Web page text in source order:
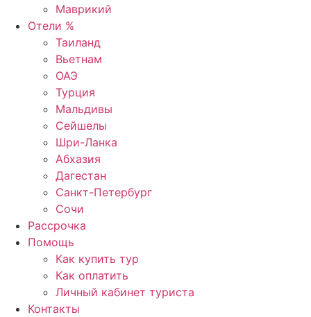
Маврикий
Отели %
Таиланд
Вьетнам
ОАЭ
Турция
Мальдивы
Сейшелы
Шри-Ланка
Абхазия
Дагестан
Санкт-Петербург
Сочи
Рассрочка
Помощь
Как купить тур
Как оплатить
Личный кабинет туриста
Контакты